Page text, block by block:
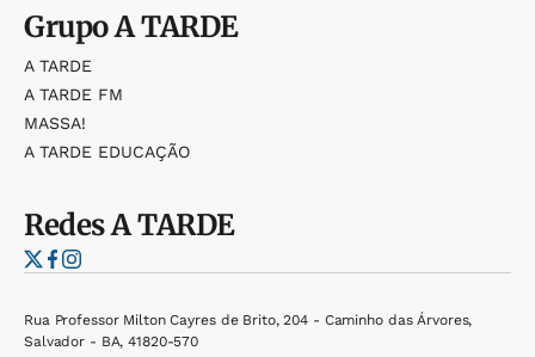
GrupoA TARDE
A TARDE
A TARDE FM
MASSA!
A TARDE EDUCAÇÃO
RedesA TARDE
Rua Professor Milton Cayres de Brito, 204 - Caminho das Árvores,
Salvador - BA, 41820-570